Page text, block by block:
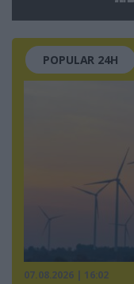
POPULAR 24H
07.08.2026 | 16:02